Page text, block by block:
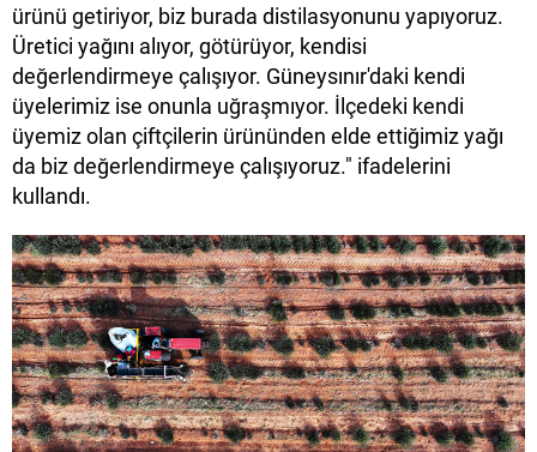
ürünü getiriyor, biz burada distilasyonunu yapıyoruz.
Üretici yağını alıyor, götürüyor, kendisi
değerlendirmeye çalışıyor. Güneysınır'daki kendi
üyelerimiz ise onunla uğraşmıyor. İlçedeki kendi
üyemiz olan çiftçilerin ürününden elde ettiğimiz yağı
da biz değerlendirmeye çalışıyoruz." ifadelerini
kullandı.